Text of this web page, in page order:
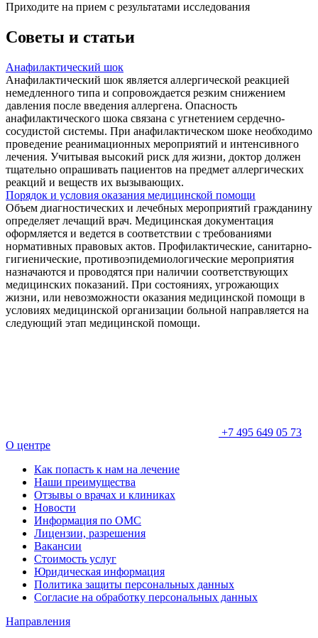
Приходите на прием с результатами исследования
Советы и статьи
Анафилактический шок
Анафилактический шок является аллергической реакцией
немедленного типа и сопровождается резким снижением
давления после введения аллергена. Опасность
анафилактического шока связана с угнетением сердечно-
сосудистой системы. При анафилактическом шоке необходимо
проведение реанимационных мероприятий и интенсивного
лечения. Учитывая высокий риск для жизни, доктор должен
тщательно опрашивать пациентов на предмет аллергических
реакций и веществ их вызывающих.
Порядок и условия оказания медицинской помощи
Объем диагностических и лечебных мероприятий гражданину
определяет лечащий врач. Медицинская документация
оформляется и ведется в соответствии с требованиями
нормативных правовых актов. Профилактические, санитарно-
гигиенические, противоэпидемиологические мероприятия
назначаются и проводятся при наличии соответствующих
медицинских показаний. При состояниях, угрожающих
жизни, или невозможности оказания медицинской помощи в
условиях медицинской организации больной направляется на
следующий этап медицинской помощи.
+7 495 649 05 73
О центре
Как попасть к нам на лечение
Наши преимущества
Отзывы о врачах и клиниках
Новости
Информация по ОМС
Лицензии, разрешения
Вакансии
Стоимость услуг
Юридическая информация
Политика защиты персональных данных
Согласие на обработку персональных данных
Направления